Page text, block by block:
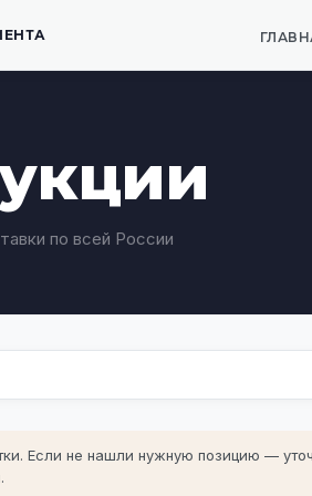
по всей России
Если не нашли нужную позицию —